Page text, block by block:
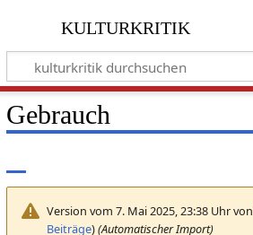
kulturkritik
Gebrauch
Version vom 7. Mai 2025, 23:38 Uhr von
Beiträge)(Automatischer Import)